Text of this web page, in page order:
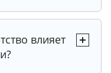
влияет